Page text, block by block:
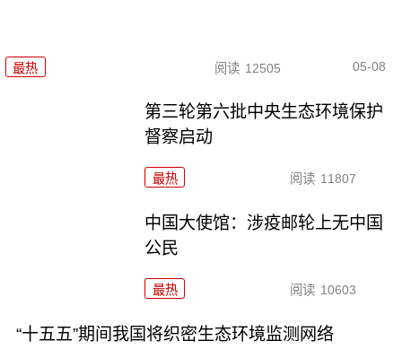
最热 阅读 12505 05-08
第三轮第六批中央生态环境保护
督察启动
最热 阅读 11807
中国大使馆：涉疫邮轮上无中国
公民
最热 阅读 10603
“十五五”期间我国将织密生态环境监测网络